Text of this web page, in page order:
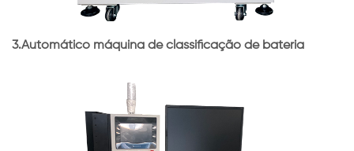
3.Automático máquina de classificação de bateria